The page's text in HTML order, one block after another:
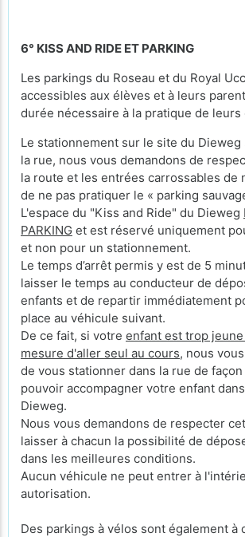
6° KISS AND RIDE ET PARKING
Les parkings du Roseau et du Royal
accessibles aux élèves et à leurs
durée nécessaire à la pratique de leurs
Le stationnement sur le site du Dieweg
la rue, nous vous demandons de
la route et les entrées carrossables de
de ne pas pratiquer le « parking
L'espace du "Kiss and Ride" du Dieweg
PARKING et est réservé uniquement
et non pour un stationnement.
Le temps d’arrêt permis y est de 5
laisser le temps au conducteur de
enfants et de repartir immédiatement
place au véhicule suivant.
De ce fait, si votre enfant est trop
mesure d'aller seul au cours, nous
de vous stationner dans la rue de façon
pouvoir accompagner votre enfant
Dieweg.
Nous vous demandons de respecter
laisser à chacun la possibilité de
dans les meilleures conditions.
Aucun véhicule ne peut entrer à
autorisation.
Des parkings à vélos sont également à